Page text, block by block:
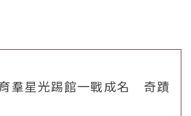
羣星光踢館一戰成名 奇蹟